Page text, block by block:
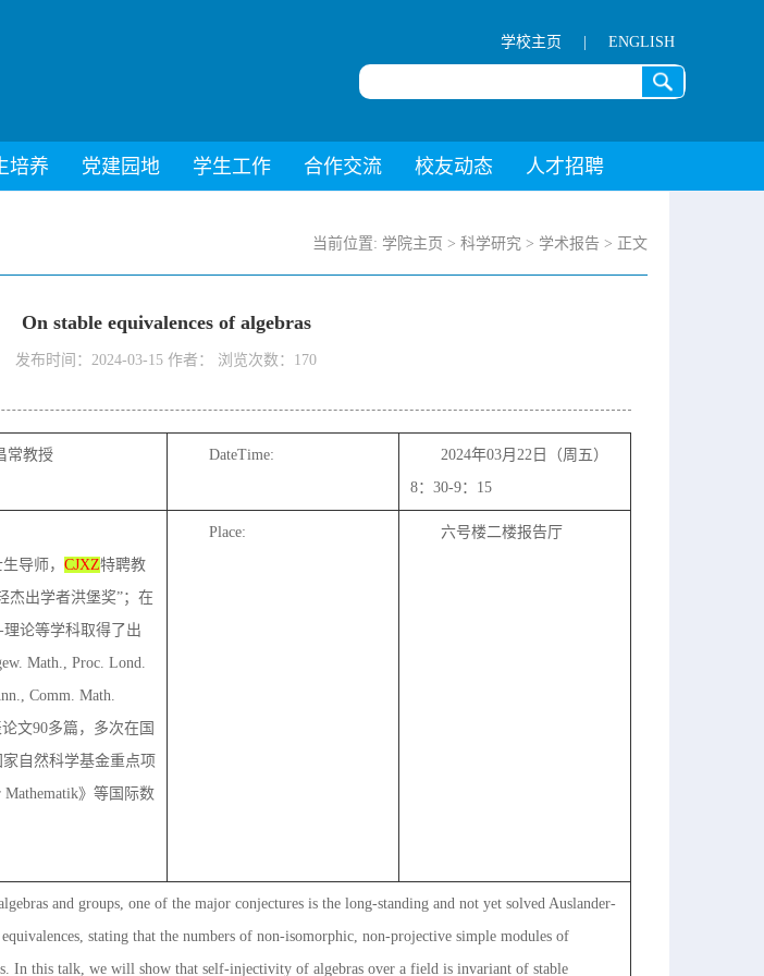
ENGLISH
学校主页
培养 党建园地 学生工作 合作交流 校友动态 人才招聘
当前位置: 学院主页 > 科学研究 > 学术报告 > 正文
On stable equivalences of algebras
发布时间：2024-03-15 作者： 浏览次数： 170
常教授 DateTime:
2024年03月22日（周五）
8：30-9：15
导师， CJXZ特聘教
杰出学者洪堡奖”；在
论等学科取得了出
Math., Proc. Lond.
Comm. Math.
文90多篇，多次在国
自然科学基金重点项
Mathematik》等国际数
Place: 六号楼二楼报告厅
and groups, one of the major conjectures is the long-standing and not yet solved Auslander-
stating that the numbers of non-isomorphic, non-projective simple modules of
In this talk, we will show that self-injectivity of algebras over a field is invariant of stable